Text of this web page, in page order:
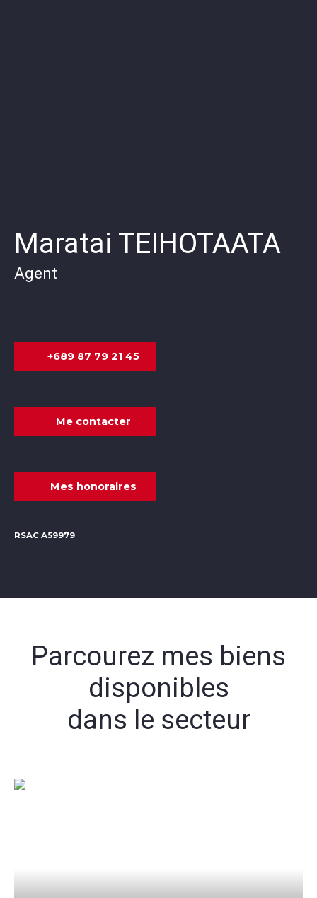
Maratai TEIHOTAATA
Agent
+689 87 79 21 45
Me contacter
Mes honoraires
RSAC A59979
Parcourez mes biens
disponibles
dans le secteur